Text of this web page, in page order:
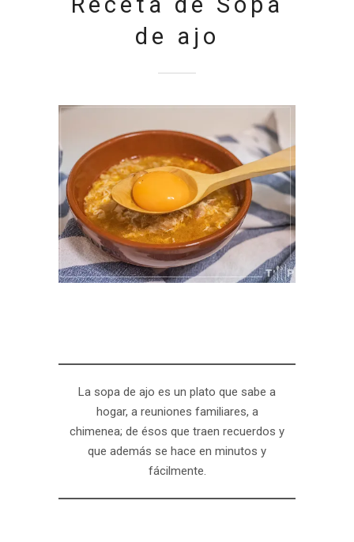
de ajo
La sopa de ajo es un plato que sabe a
hogar, a reuniones familiares, a
chimenea; de ésos que traen recuerdos y
que además se hace en minutos y
fácilmente.